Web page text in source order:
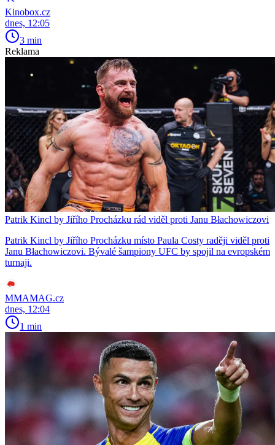
Kinobox.cz
dnes, 12:05
3 min
Reklama
Patrik Kincl by Jiřího Procházku rád viděl proti Janu Błachowiczovi
Patrik Kincl by Jiřího Procházku místo Paula Costy raději viděl proti
Janu Błachowiczovi. Bývalé šampiony UFC by spojil na evropském
turnaji.
MMAMAG.cz
dnes, 12:04
1 min